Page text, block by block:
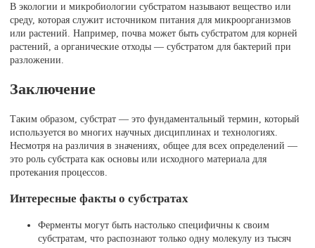
В экологии и микробиологии субстратом называют вещество или
среду, которая служит источником питания для микроорганизмов
или растений. Например, почва может быть субстратом для корней
растений, а органические отходы — субстратом для бактерий при
разложении.
Заключение
Таким образом, субстрат — это фундаментальный термин, который
используется во многих научных дисциплинах и технологиях.
Несмотря на различия в значениях, общее для всех определений —
это роль субстрата как основы или исходного материала для
протекания процессов.
Интересные факты о субстратах
Ферменты могут быть настолько специфичны к своим
субстратам, что распознают только одну молекулу из тысяч